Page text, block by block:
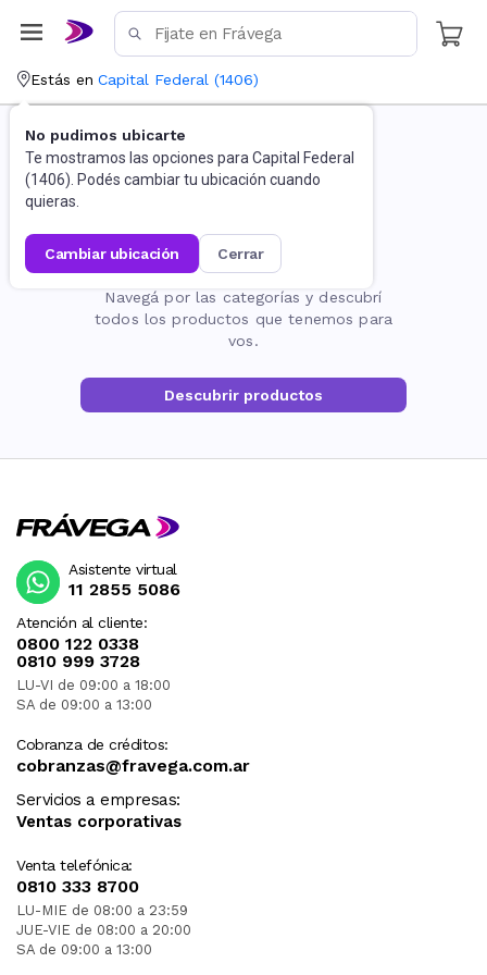
Estás en Capital Federal (1406)
No pudimos ubicarte
Te mostramos las opciones para Capital Federal
(1406). Podés cambiar tu ubicación cuando
quieras.
cambiar ubicación cerrar
La página no existe
Navegá por las categorías y descubrí
todos los productos que tenemos para
vos.
Descubrir productos
Atención al cliente:
0800 122 0338
0810 999 3728
LU-VI de 09:00 a 18:00
SA de 09:00 a 13:00
Cobranza de créditos:
cobranzas@fravega.com.ar
Servicios a empresas:
Ventas corporativas
Venta telefónica:
0810 333 8700
LU-MIE de 08:00 a 23:59
JUE-VIE de 08:00 a 20:00
SA de 09:00 a 13:00
Asistente virtual
11 2855 5086